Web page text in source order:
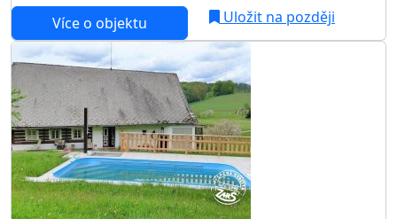
Více o objektu Uložit na později